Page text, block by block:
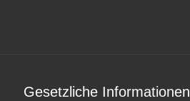
Gesetzliche Informationen